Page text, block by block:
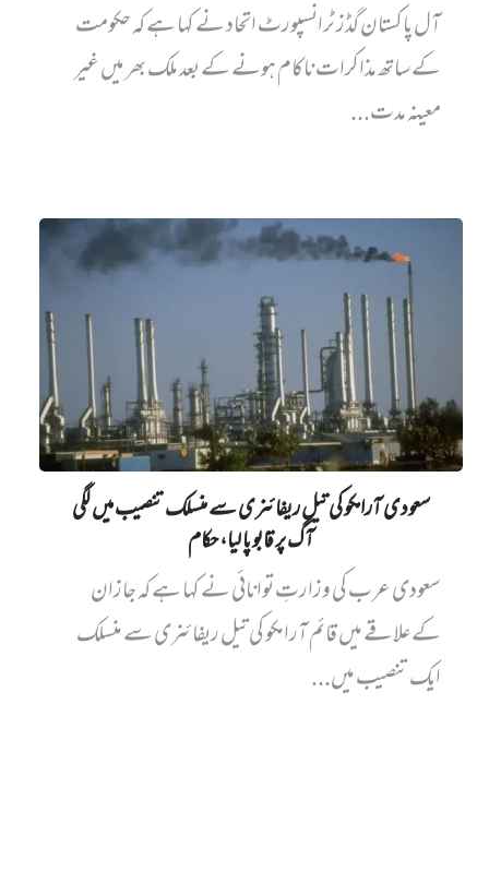
آل پاکستان گڈز ٹرانسپورٹ اتحاد نے کہا ہے کہ حکومت
کے ساتھ مذاکرات ناکام ہونے کے بعد ملک بھر میں غیر
معینہ مدت...
سعودی آرامکو کی تیل ریفائنری سے منسلک تنصیب میں‌ لگی
آگ پر قابو پا لیا، حکام
سعودی عرب کی وزارتِ توانائی نے کہا ہے کہ جازان
کے علاقے میں قائم آرامکو کی تیل ریفائنری سے منسلک
ایک تنصیب میں...